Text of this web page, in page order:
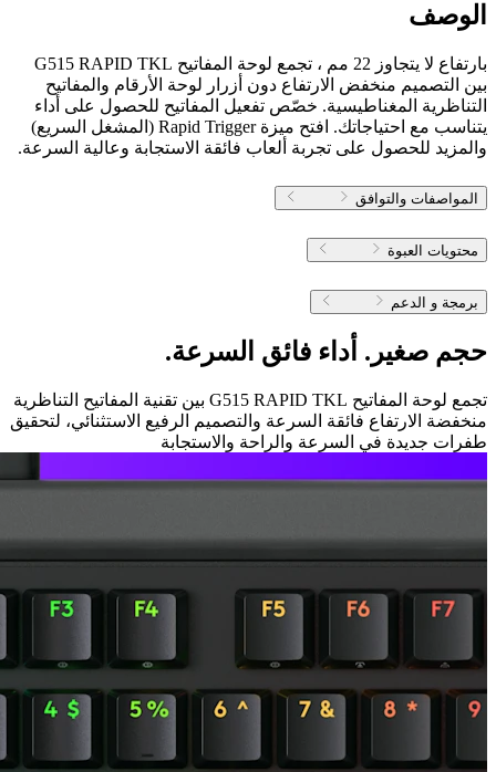
الوصف
بارتفاع لا يتجاوز 22 مم ، تجمع لوحة المفاتيح G515 RAPID TKL
بين التصميم منخفض الارتفاع دون أزرار لوحة الأرقام والمفاتيح
التناظرية المغناطيسية. خصّص تفعيل المفاتيح للحصول على أداء
يتناسب مع احتياجاتك. افتح ميزة Rapid Trigger (المشغل السريع)
والمزيد للحصول على تجربة ألعاب فائقة الاستجابة وعالية السرعة.
المواصفات والتوافق
محتويات العبوة
برمجة و الدعم
حجم صغير. أداء فائق السرعة.
تجمع لوحة المفاتيح G515 RAPID TKL بين تقنية المفاتيح التناظرية
منخفضة الارتفاع فائقة السرعة والتصميم الرفيع الاستثنائي، لتحقيق
طفرات جديدة في السرعة والراحة والاستجابة